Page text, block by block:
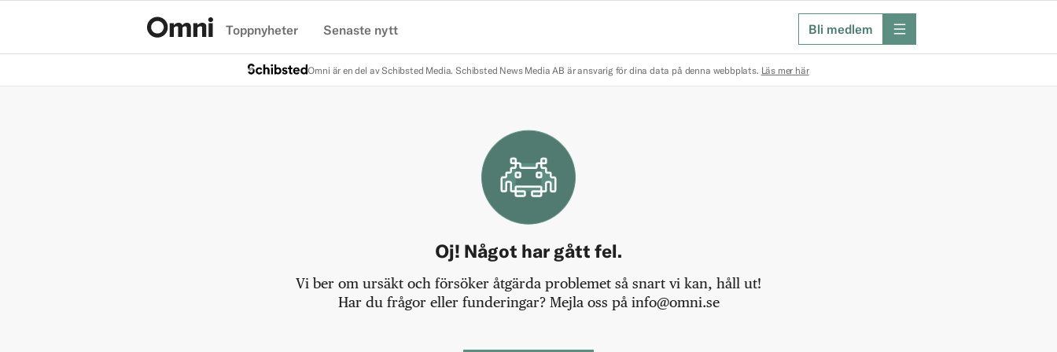
Toppnyheter Senaste nytt Bli medlem meny
Omni är en del av Schibsted Media. Schibsted News Media AB är ansvarig för dina data på denna webbplats. Läs mer här
Oj! Något har gått fel.
Vi ber om ursäkt och försöker åtgärda problemet så snart vi kan, håll ut!
Har du frågor eller funderingar? Mejla oss på info@omni.se